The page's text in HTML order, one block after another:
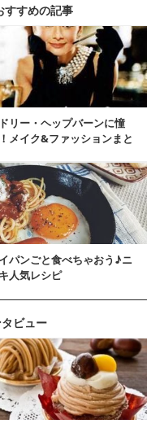
すすめの記事
リー・ヘップバーンに憧
メイク&ファッションまと
パンごと食べちゃおう♪ニ
人気レシピ
ビュー